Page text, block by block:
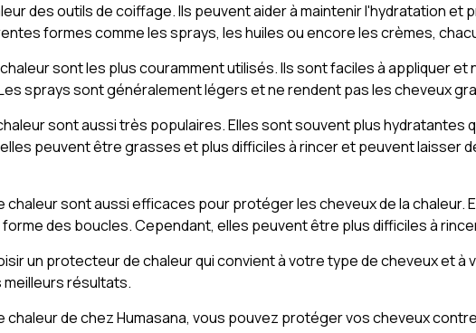
des outils de coiffage. Ils peuvent aider à maintenir l'hydratation
formes comme les sprays, les huiles ou encore les crèmes,
sont les plus couramment utilisés. Ils sont faciles à appliquer
sprays sont généralement légers et ne rendent pas les cheveux
sont aussi très populaires. Elles sont souvent plus hydratantes
peuvent être grasses et plus difficiles à rincer et peuvent laisser
sont aussi efficaces pour protéger les cheveux de la
forme des boucles. Cependant, elles peuvent être plus difficiles à
un protecteur de chaleur qui convient à votre type de cheveux et
résultats.
chaleur de chez Humasana, vous pouvez protéger vos cheveux